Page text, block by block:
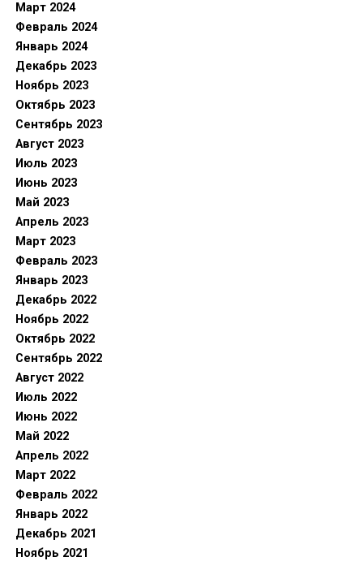
Март 2024
Февраль 2024
Январь 2024
Декабрь 2023
Ноябрь 2023
Октябрь 2023
Сентябрь 2023
Август 2023
Июль 2023
Июнь 2023
Май 2023
Апрель 2023
Март 2023
Февраль 2023
Январь 2023
Декабрь 2022
Ноябрь 2022
Октябрь 2022
Сентябрь 2022
Август 2022
Июль 2022
Июнь 2022
Май 2022
Апрель 2022
Март 2022
Февраль 2022
Январь 2022
Декабрь 2021
Ноябрь 2021